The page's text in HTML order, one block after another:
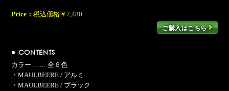
Price：税込価格￥7,480
ご購入はこちら
● CONTENTS
カラー …… 全６色
・MAULBEERE / アルミ
・MAULBEERE / ブラック